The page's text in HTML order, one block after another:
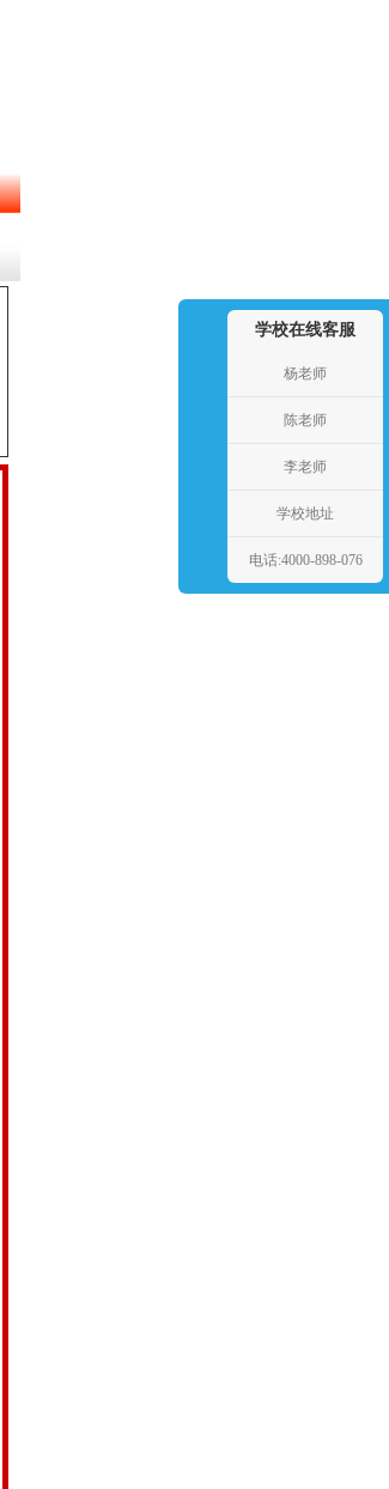
学校在线客服
杨老师
陈老师
李老师
学校地址
电话:4000-898-076